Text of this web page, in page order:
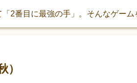
2番目に最強の手」。そんなゲーム
）